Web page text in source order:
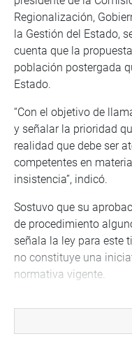
Regionalización,
la Gestión del Estado,
cuenta que la
población postergada
Estado.
“Con el objetivo de
y señalar la prioridad
realidad que debe ser
competentes en
insistencia”, indicó.
Sostuvo que su
de procedimiento
señala la ley para este
no constituye una
normativa vigente.
Mariano Yupanqui
de Calipuy tiene justas